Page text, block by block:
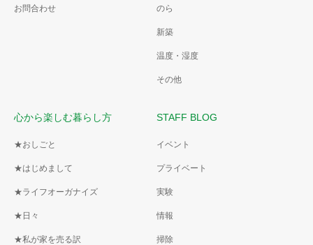
お問合わせ のら
新築
温度・湿度
その他
心から楽しむ暮らし方
★おしごと
★はじめまして
★ライフオーガナイズ
★日々
★私が家を売る訳
STAFF BLOG
イベント
プライベート
実験
情報
掃除